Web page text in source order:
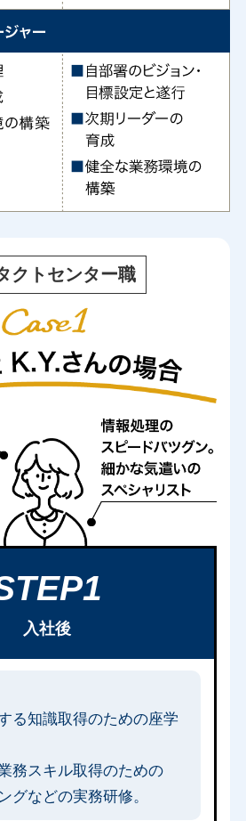
クトセンター職
入社後
る知識取得のための座学
務スキル取得のための
グなどの実務研修。